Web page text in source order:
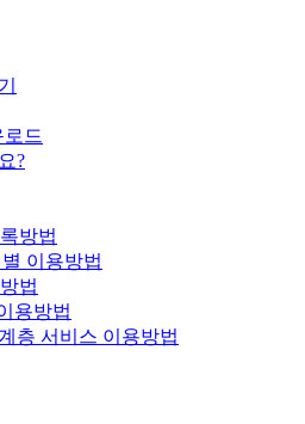
드
?
방법
이용방법
법
용방법
층 서비스 이용방법